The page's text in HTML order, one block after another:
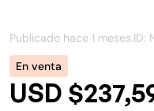
Publicado hace 1 meses.ID:
En venta
USD